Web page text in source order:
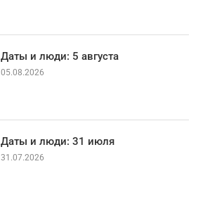
Даты и люди: 5 августа
05.08.2026
Даты и люди: 31 июля
31.07.2026